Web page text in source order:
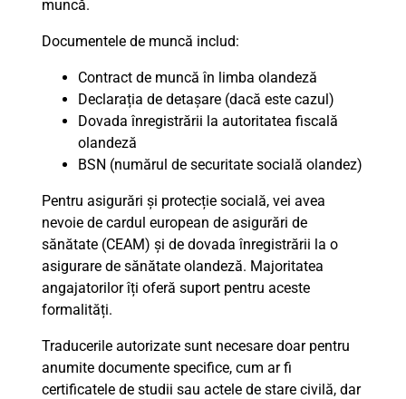
muncă.
Documentele de muncă includ:
Contract de muncă în limba olandeză
Declarația de detașare (dacă este cazul)
Dovada înregistrării la autoritatea fiscală
olandeză
BSN (numărul de securitate socială olandez)
Pentru asigurări și protecție socială, vei avea
nevoie de cardul european de asigurări de
sănătate (CEAM) și de dovada înregistrării la o
asigurare de sănătate olandeză. Majoritatea
angajatorilor îți oferă suport pentru aceste
formalități.
Traducerile autorizate sunt necesare doar pentru
anumite documente specifice, cum ar fi
certificatele de studii sau actele de stare civilă, dar